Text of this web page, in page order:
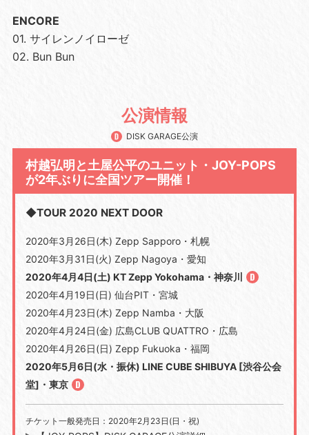
ENCORE
01. サイレンノイローゼ
02. Bun Bun
公演情報
DISK GARAGE公演
村越弘明と土屋公平のユニット・JOY-POPS
が2年ぶりに全国ツアー開催！
◆TOUR 2020 NEXT DOOR
2020年3月26日(木) Zepp Sapporo・札幌
2020年3月31日(火) Zepp Nagoya・愛知
2020年4月4日(土) KT Zepp Yokohama・神奈川
2020年4月19日(日) 仙台PIT・宮城
2020年4月23日(木) Zepp Namba・大阪
2020年4月24日(金) 広島CLUB QUATTRO・広島
2020年4月26日(日) Zepp Fukuoka・福岡
2020年5月6日(水・振休) LINE CUBE SHIBUYA [渋谷公会
堂]・東京
チケット一般発売日：2020年2月23日(日・祝)